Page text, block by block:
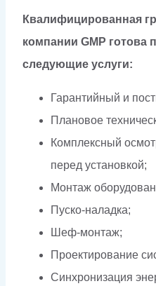
Квалифицированная
компании GMP готова
следующие услуги:
Гарантийный и
Плановое
Комплексный
перед установкой;
Монтаж
Пуско-наладка;
Шеф-монтаж;
Проектирование
Синхронизация